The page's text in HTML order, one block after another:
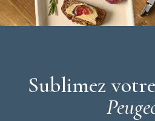
Marque : Peugeot
Fabriqué en France
Retrouvez tous les Moulins de la
l'unité :
Moulin à Poivre Peugeot Nancy :
Sublimez